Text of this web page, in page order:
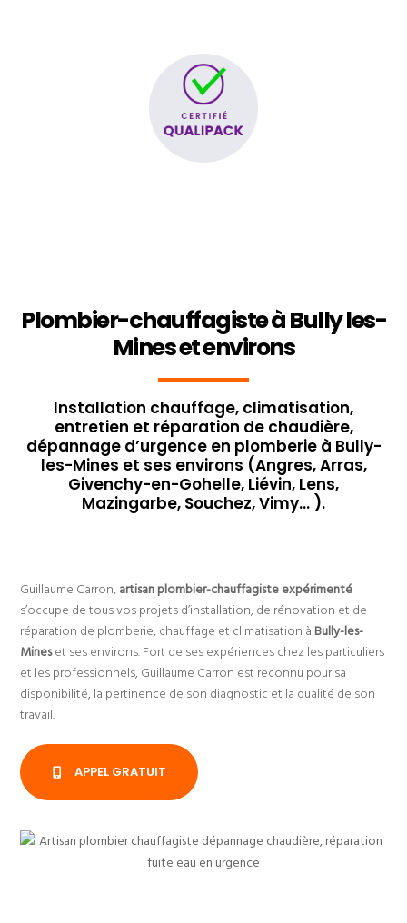
Plombier-chauffagiste à Bully les-
Mines et environs
Installation chauffage, climatisation,
entretien et réparation de chaudière,
dépannage d’urgence en plomberie à Bully-
les-Mines et ses environs (Angres, Arras,
Givenchy-en-Gohelle, Liévin, Lens,
Mazingarbe, Souchez, Vimy… ).
Guillaume Carron, artisan plombier-chauffagiste expérimenté
s’occupe de tous vos projets d’installation, de rénovation et de
réparation de plomberie, chauffage et climatisation àBully-les-
Mineset ses environs. Fort de ses expériences chez les particuliers
et les professionnels, Guillaume Carron est reconnu pour sa
disponibilité, la pertinence de son diagnostic et la qualité de son
travail.
APPEL GRATUIT